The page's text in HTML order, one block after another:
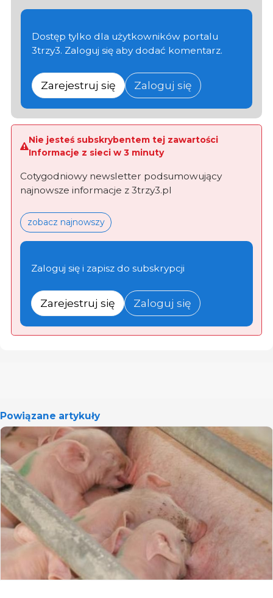
Dostęp tylko dla użytkowników portalu
3trzy3. Zaloguj się aby dodać komentarz.
Zarejestruj się Zaloguj się
Nie jesteś subskrybentem tej zawartości
Informacje z sieci w 3 minuty
Cotygodniowy newsletter podsumowujący
najnowsze informacje z 3trzy3.pl
zobacz najnowszy
Zaloguj się i zapisz do subskrypcji
Zarejestruj się Zaloguj się
Powiązane artykuły